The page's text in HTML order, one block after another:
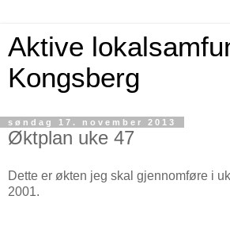
Aktive
Kongsberg
søndag 17. november 2013
Øktplan uke 47
Dette er økten jeg skal gjennomføre i
2001.